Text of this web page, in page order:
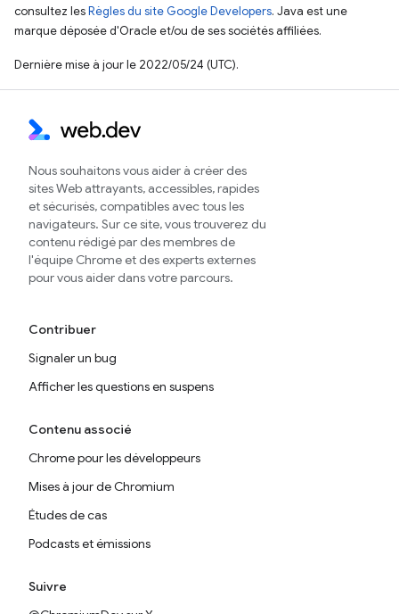
consultez lesRègles du site Google Developers. Java est une
marque déposée d'Oracle et/ou de ses sociétés affiliées.
Dernière mise à jour le 2022/05/24 (UTC).
Nous souhaitons vous aider à créer des
sites Web attrayants, accessibles, rapides
et sécurisés, compatibles avec tous les
navigateurs. Sur ce site, vous trouverez du
contenu rédigé par des membres de
l'équipe Chrome et des experts externes
pour vous aider dans votre parcours.
Contribuer
Signaler un bug
Afficher les questions en suspens
Contenu associé
Chrome pour les développeurs
Mises à jour de Chromium
Études de cas
Podcasts et émissions
Suivre